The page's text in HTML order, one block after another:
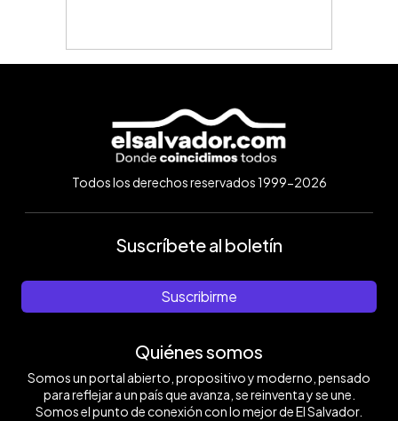
Todos los derechos reservados 1999-2026
Suscríbete al boletín
Suscribirme
Quiénes somos
Somos un portal abierto, propositivo y moderno, pensado
para reflejar a un país que avanza, se reinventa y se une.
Somos el punto de conexión con lo mejor de El Salvador.